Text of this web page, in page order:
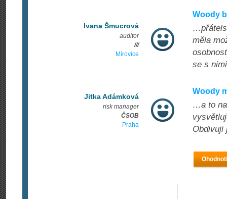
Ivana Šmucrová
auditor
///
Mírovice
Woody
měla
se s
Jitka Adámková
risk manager
ČSOB
Praha
Woody
…a to na
Obdivuji